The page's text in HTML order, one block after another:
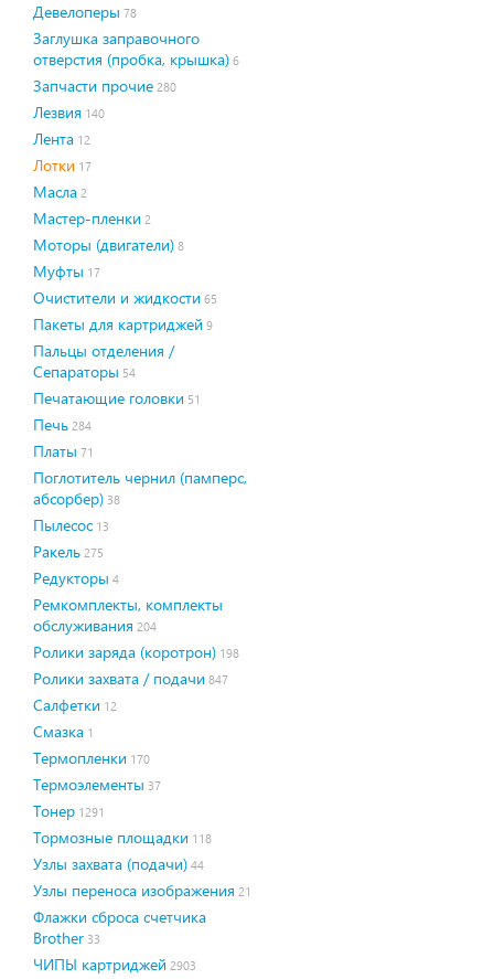
Девелоперы 78
Заглушка заправочного
отверстия (пробка, крышка) 6
Запчасти прочие 280
Лезвия 140
Лента 12
Лотки 17
Масла 2
Мастер-пленки 2
Моторы (двигатели) 8
Муфты 17
Очистители и жидкости 65
Пакеты для картриджей 9
Пальцы отделения /
Сепараторы 54
Печатающие головки 51
Печь 284
Платы 71
Поглотитель чернил (памперс,
абсорбер) 38
Пылесос 13
Ракель 275
Редукторы 4
Ремкомплекты, комплекты
обслуживания 204
Ролики заряда (коротрон) 198
Ролики захвата / подачи 847
Салфетки 12
Смазка 1
Термопленки 170
Термоэлементы 37
Тонер 1291
Тормозные площадки 118
Узлы захвата (подачи) 44
Узлы переноса изображения 21
Флажки сброса счетчика
Brother 33
ЧИПЫ картриджей 2903